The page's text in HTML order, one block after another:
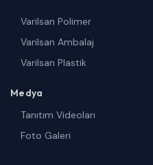
Varilsan Polimer
Varilsan Ambalaj
Varilsan Plastik
Medya
Tanıtım Videoları
Foto Galeri